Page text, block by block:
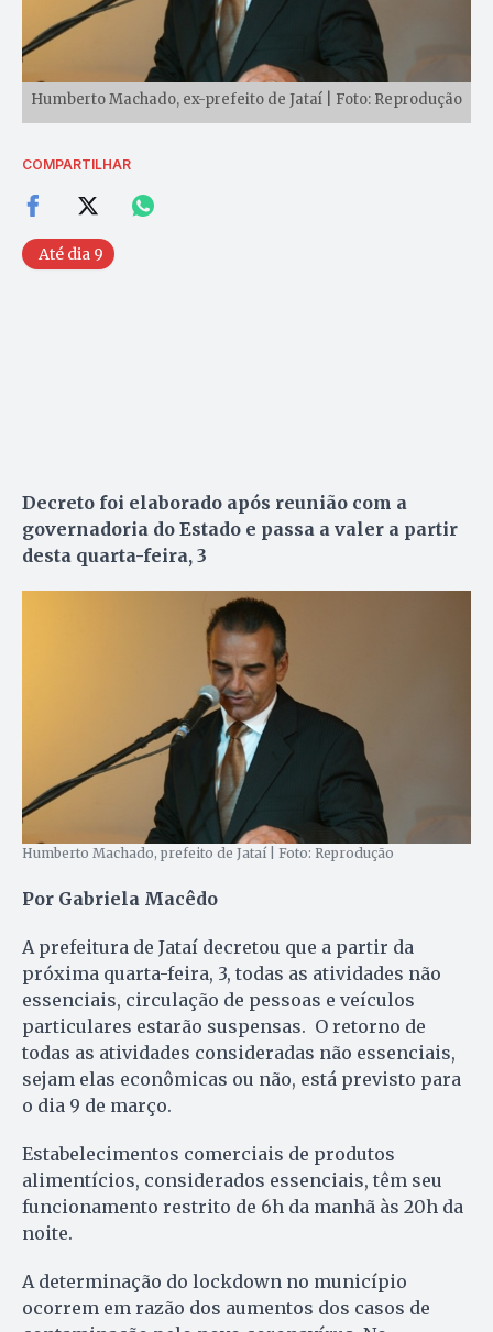
Humberto Machado, ex-prefeito de Jataí | Foto: Reprodução
COMPARTILHAR
Até dia 9
Decreto foi elaborado após reunião com a
governadoria do Estado e passa a valer a partir
desta quarta-feira, 3
Humberto Machado, prefeito de Jataí | Foto: Reprodução
Por Gabriela Macêdo
A prefeitura de Jataí decretou que a partir da
próxima quarta-feira, 3, todas as atividades não
essenciais, circulação de pessoas e veículos
particulares estarão suspensas. O retorno de
todas as atividades consideradas não essenciais,
sejam elas econômicas ou não, está previsto para
o dia 9 de março.
Estabelecimentos comerciais de produtos
alimentícios, considerados essenciais, têm seu
funcionamento restrito de 6h da manhã às 20h da
noite.
A determinação do lockdown no município
ocorrem em razão dos aumentos dos casos de